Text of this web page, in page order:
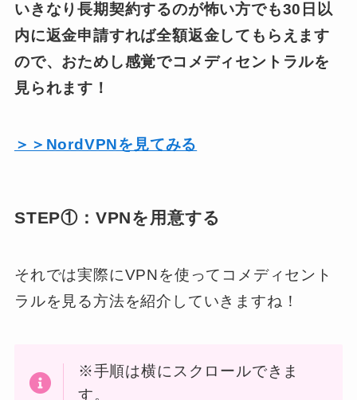
いきなり長期契約するのが怖い方でも30日以
内に返金申請すれば全額返金してもらえます
ので、おためし感覚でコメディセントラルを
見られます！
＞＞NordVPNを見てみる
STEP①：VPNを用意する
それでは実際にVPNを使ってコメディセント
ラルを見る方法を紹介していきますね！
※手順は横にスクロールできま
す。